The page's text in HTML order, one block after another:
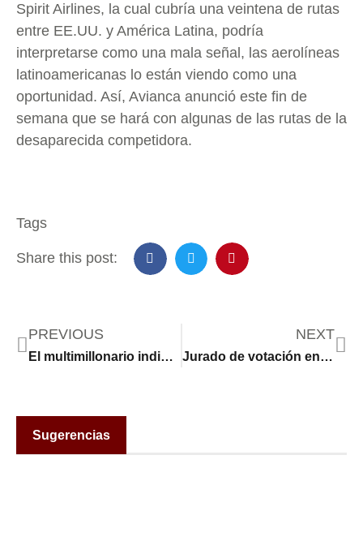
Spirit Airlines, la cual cubría una veintena de rutas
entre EE.UU. y América Latina, podría
interpretarse como una mala señal, las aerolíneas
latinoamericanas lo están viendo como una
oportunidad. Así, Avianca anunció este fin de
semana que se hará con algunas de las rutas de la
desaparecida competidora.
Tags
Share this post:
PREVIOUS
El multimillonario indio que se ofrece a salvar a los 80 hipopótamos de Pablo Escobar condenados a la eutanasia en Colombia
NEXT
Jurado de votación en Colombia: funciones, cómo consultar si fue elegido y cuándo son las capacitaciones
Sugerencias